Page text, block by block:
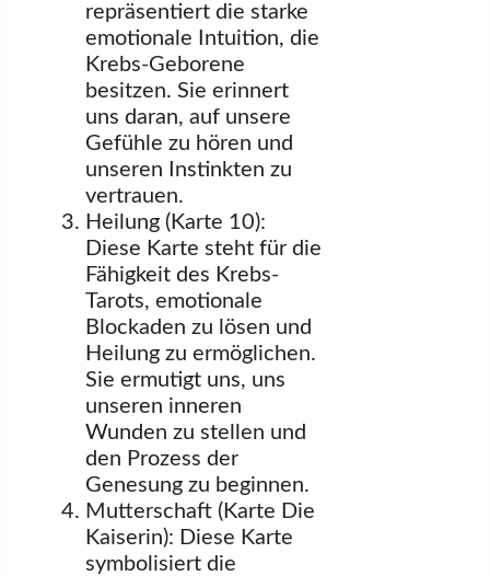
repräsentiert die starke
emotionale Intuition, die
Krebs-Geborene
besitzen. Sie erinnert
uns daran, auf unsere
Gefühle zu hören und
unseren Instinkten zu
vertrauen.
Heilung (Karte 10):
Diese Karte steht für die
Fähigkeit des Krebs-
Tarots, emotionale
Blockaden zu lösen und
Heilung zu ermöglichen.
Sie ermutigt uns, uns
unseren inneren
Wunden zu stellen und
den Prozess der
Genesung zu beginnen.
Mutterschaft (Karte Die
Kaiserin): Diese Karte
symbolisiert die